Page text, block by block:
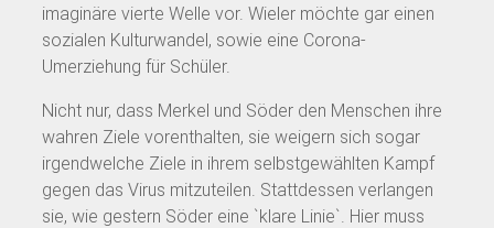
imaginäre vierte Welle vor. Wieler möchte gar einen
sozialen Kulturwandel, sowie eine Corona-
Umerziehung für Schüler.
Nicht nur, dass Merkel und Söder den Menschen ihre
wahren Ziele vorenthalten, sie weigern sich sogar
irgendwelche Ziele in ihrem selbstgewählten Kampf
gegen das Virus mitzuteilen. Stattdessen verlangen
sie, wie gestern Söder eine `klare Linie`. Hier muss